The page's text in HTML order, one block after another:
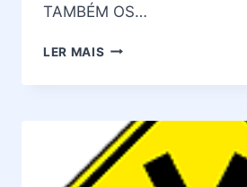
TAMBÉM OS…
LER MAIS PLACAS
TRÂNSITO
SIGNIFICADO
DA
PLACA
A-